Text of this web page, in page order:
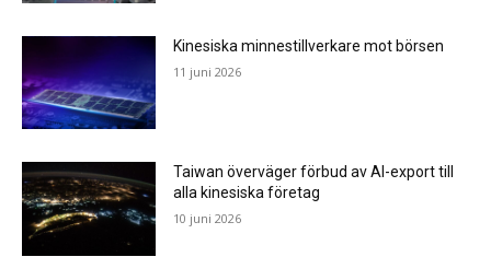
Kinesiska minnestillverkare mot börsen
11 juni 2026
Taiwan överväger förbud av AI-export till
alla kinesiska företag
10 juni 2026